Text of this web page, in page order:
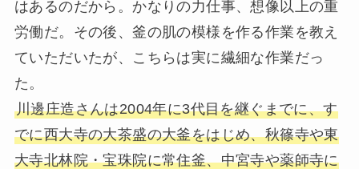
はあるのだから。かなりの力仕事、想像以上の重
労働だ。その後、釜の肌の模様を作る作業を教え
ていただいたが、こちらは実に繊細な作業だっ
た。
川邊庄造さんは2004年に3代目を継ぐまでに、す
でに西大寺の大茶盛の大釜をはじめ、秋篠寺や東
大寺北林院・宝珠院に常住釜、中宮寺や薬師寺に